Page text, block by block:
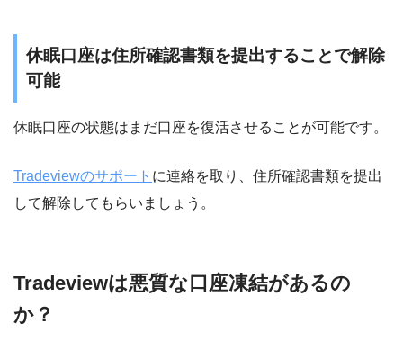
休眠口座は住所確認書類を提出することで解除
可能
休眠口座の状態はまだ口座を復活させることが可能です。
Tradeviewのサポート に連絡を取り、住所確認書類を提出
して解除してもらいましょう。
Tradeviewは悪質な口座凍結があるの
か？